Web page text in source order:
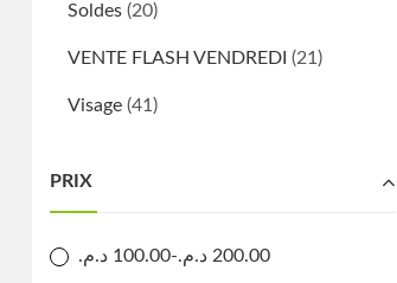
Soldes (20)
VENTE FLASH VENDREDI (21)
Visage (41)
PRIX
100.00 د.م. - 200.00 د.م.